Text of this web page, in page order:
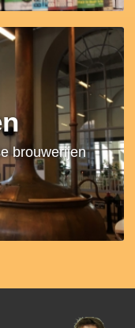
brouwerijen